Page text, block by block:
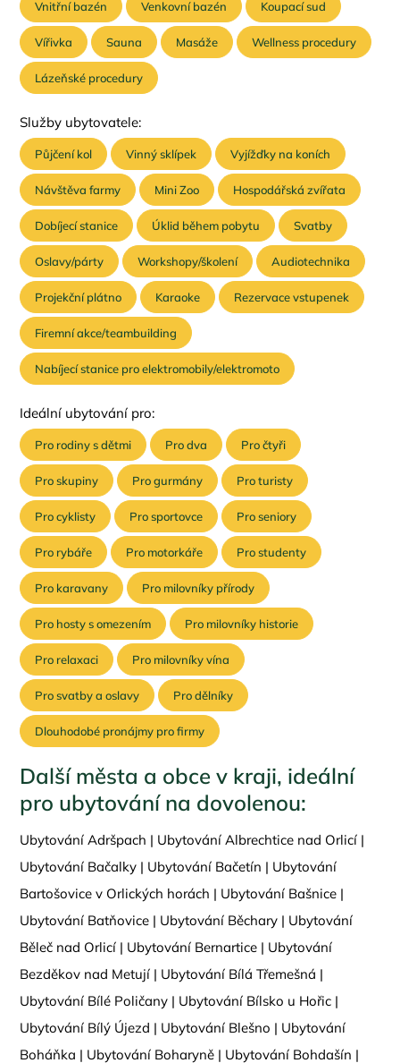
Vnitřní bazén Venkovní bazén Koupací sud
Vířivka Sauna Masáže Wellness procedury
Lázeňské procedury
Služby ubytovatele:
Půjčení kol Vinný sklípek Vyjížďky na koních
Návštěva farmy Mini Zoo Hospodářská zvířata
Dobíjecí stanice Úklid během pobytu Svatby
Oslavy/párty Workshopy/školení Audiotechnika
Projekční plátno Karaoke Rezervace vstupenek
Firemní akce/teambuilding
Nabíjecí stanice pro elektromobily/elektromoto
Ideální ubytování pro:
Pro rodiny s dětmi Pro dva Pro čtyři
Pro skupiny Pro gurmány Pro turisty
Pro cyklisty Pro sportovce Pro seniory
Pro rybáře Pro motorkáře Pro studenty
Pro karavany Pro milovníky přírody
Pro hosty s omezením Pro milovníky historie
Pro relaxaci Pro milovníky vína
Pro svatby a oslavy Pro dělníky
Dlouhodobé pronájmy pro firmy
Další města a obce v kraji, ideální
pro ubytování na dovolenou:
Ubytování Adršpach | Ubytování Albrechtice nad Orlicí |
Ubytování Bačalky | Ubytování Bačetín | Ubytování
Bartošovice v Orlických horách | Ubytování Bašnice |
Ubytování Batňovice | Ubytování Běchary | Ubytování
Běleč nad Orlicí | Ubytování Bernartice | Ubytování
Bezděkov nad Metují | Ubytování Bílá Třemešná |
Ubytování Bílé Poličany | Ubytování Bílsko u Hořic |
Ubytování Bílý Újezd | Ubytování Blešno | Ubytování
Boháňka | Ubytování Boharyně | Ubytování Bohdašín |